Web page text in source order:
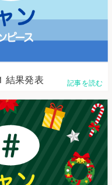
結果発表 記事を読む